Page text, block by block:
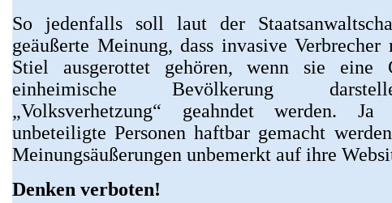
So jedenfalls soll laut der
geäußerte Meinung, dass invasive
Stiel ausgerottet gehören, wenn sie eine
einheimische Bevölkerung
„Volksverhetzung“ geahndet werden.
unbeteiligte Personen haftbar gemacht
Meinungsäußerungen unbemerkt auf ihre
Denken verboten!